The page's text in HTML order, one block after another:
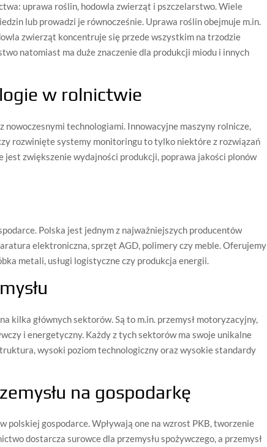
uprawa roślin, hodowla zwierząt i pszczelarstwo. Wiele
lub prowadzi je równocześnie. Uprawa roślin obejmuje m.in.
zwierząt koncentruje się przede wszystkim na trzodzie
natomiast ma duże znaczenie dla produkcji miodu i innych
w rolnictwie
nowoczesnymi technologiami. Innowacyjne maszyny rolnicze,
rozwinięte systemy monitoringu to tylko niektóre z rozwiązań
zwiększenie wydajności produkcji, poprawa jakości plonów
Polska jest jednym z najważniejszych producentów
elektroniczna, sprzęt AGD, polimery czy meble. Oferujemy
metali, usługi logistyczne czy produkcja energii.
kilka głównych sektorów. Są to m.in. przemysł motoryzacyjny,
i energetyczny. Każdy z tych sektorów ma swoje unikalne
wysoki poziom technologiczny oraz wysokie standardy
na gospodarkę
polskiej gospodarce. Wpływają one na wzrost PKB, tworzenie
dostarcza surowce dla przemysłu spożywczego, a przemysł